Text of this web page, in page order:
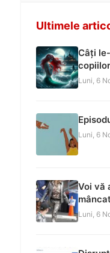
Ultimele
Câți
Luni, 6
Luni, 6
Voi vă
Luni, 6